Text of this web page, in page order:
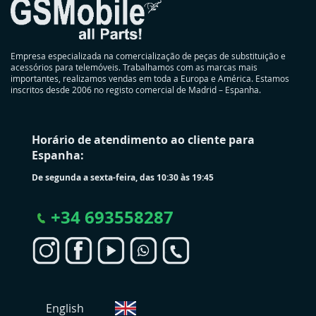
Empresa especializada na comercialização de peças de substituição e
acessórios para telemóveis. Trabalhamos com as marcas mais
importantes, realizamos vendas em toda a Europa e América. Estamos
inscritos desde 2006 no registo comercial de Madrid – Espanha.
Horário de atendimento ao cliente para
Espanha:
De segunda a sexta-feira, das 10:30 às 19:45
+34 693558287
English